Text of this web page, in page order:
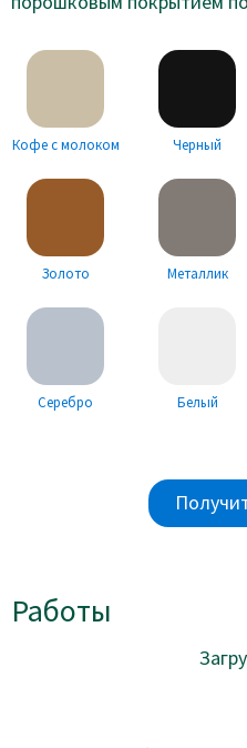
Кофе с молоком Черный
Золото Металлик
Серебро Белый
Работы